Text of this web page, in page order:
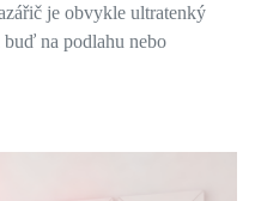
je obvykle ultratenký
na podlahu nebo